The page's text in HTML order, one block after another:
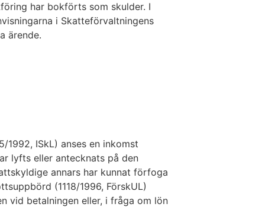
har bokförts som skulder. I
i Skatteförvaltningens
ärende.
1992, ISkL) anses en inkomst
lyfts eller antecknats på den
annars har kunnat förfoga
(1118/1996, FörskUL)
vid betalningen eller, i fråga om lön